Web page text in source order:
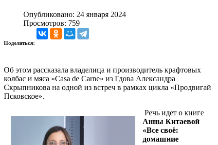
Опубликовано: 24 января 2024
Просмотров: 759
Поделиться:
Об этом рассказала владелица и производитель крафтовых
колбас и мяса «Casa de Carne» из Гдова Александра
Скрыпникова на одной из встреч в рамках цикла «Продвигай
Псковское».
Речь идет о книге
Анны Китаевой
«Все своё:
домашние